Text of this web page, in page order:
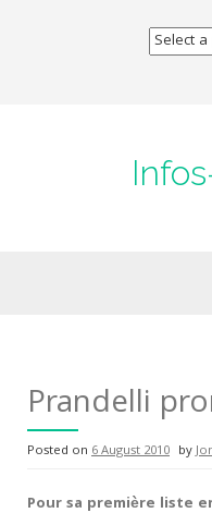
Prandelli
Posted on 6 August 2010 by
Pour sa première liste